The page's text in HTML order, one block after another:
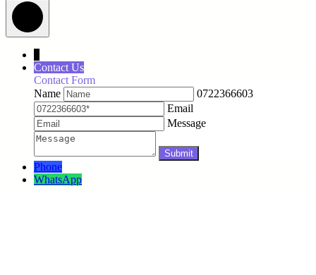
Contact Us
Contact Form
Name
0722366603
Email
Message
Phone
WhatsApp